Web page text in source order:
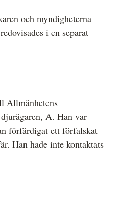
och myndigheterna
i en separat
Allmänhetens
A. Han var
förfärdigat ett förfalskat
Han hade inte kontaktats